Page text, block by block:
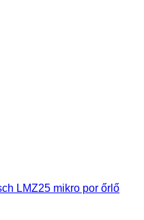
LMZ25 mikro por őrlő